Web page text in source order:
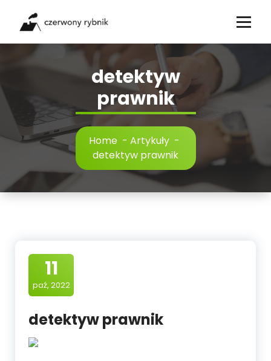
content
detektyw
prawnik
Home - Artykuły -
detektyw prawnik
11
paź, 2022
detektyw prawnik